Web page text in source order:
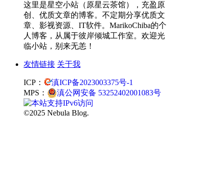
这里是星空小站（原星云茶馆），充盈原
创、优质文章的博客。不定期分享优质文
章、影视资源、IT软件。MarikoChiba的个
人博客，从属于彼岸倾城工作室。欢迎光
临小站，别来无恙！
友情链接 关于我
ICP：
滇ICP备2023003375号-1
MPS：
滇公网安备 53252402001083号
©2025 Nebula Blog.